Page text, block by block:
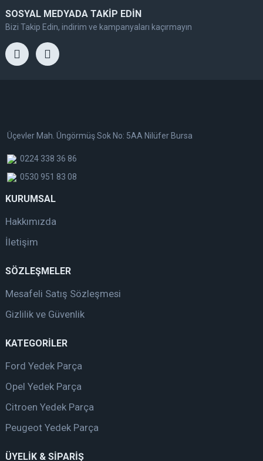
SOSYAL MEDYADA TAKİP EDİN
Bizi Takip Edin, indirim ve kampanyaları kaçırmayın
Üçevler Mah. Üngörmüş Sok No: 5AA Nilüfer Bursa
0224 338 36 86
0530 951 83 08
KURUMSAL
Hakkımızda
İletişim
SÖZLEŞMELER
Mesafeli Satış Sözleşmesi
Gizlilik ve Güvenlik
KATEGORİLER
Ford Yedek Parça
Opel Yedek Parça
Citroen Yedek Parça
Peugeot Yedek Parça
ÜYELİK & SİPARİŞ